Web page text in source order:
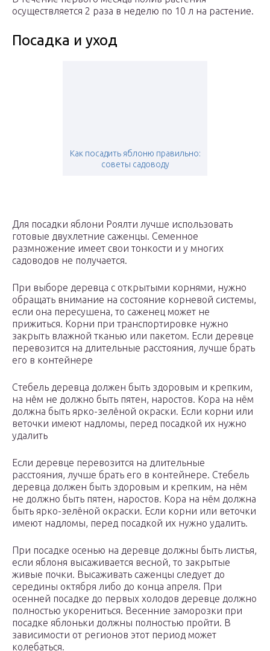
осуществляется 2 раза в неделю по 10 л на растение.
Посадка и уход
Как посадить яблоню правильно:
советы садоводу
Для посадки яблони Роялти лучше использовать
готовые двухлетние саженцы. Семенное
размножение имеет свои тонкости и у многих
садоводов не получается.
При выборе деревца с открытыми корнями, нужно
обращать внимание на состояние корневой системы,
если она пересушена, то саженец может не
прижиться. Корни при транспортировке нужно
закрыть влажной тканью или пакетом. Если деревце
перевозится на длительные расстояния, лучше брать
его в контейнере
Стебель деревца должен быть здоровым и крепким,
на нём не должно быть пятен, наростов. Кора на нём
должна быть ярко-зелёной окраски. Если корни или
веточки имеют надломы, перед посадкой их нужно
удалить
Если деревце перевозится на длительные
расстояния, лучше брать его в контейнере. Стебель
деревца должен быть здоровым и крепким, на нём
не должно быть пятен, наростов. Кора на нём должна
быть ярко-зелёной окраски. Если корни или веточки
имеют надломы, перед посадкой их нужно удалить.
При посадке осенью на деревце должны быть листья,
если яблоня высаживается весной, то закрытые
живые почки. Высаживать саженцы следует до
середины октября либо до конца апреля. При
осенней посадке до первых холодов деревце должно
полностью укорениться. Весенние заморозки при
посадке яблоньки должны полностью пройти. В
зависимости от регионов этот период может
колебаться.